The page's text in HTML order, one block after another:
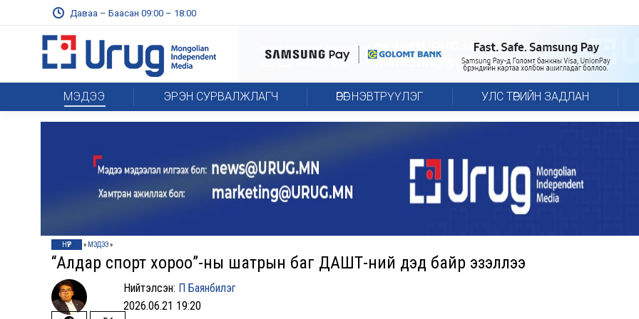
Даваа – Баасан 09:00 – 18:00
МЭДЭЭ ЭРЭН СУРВАЛЖЛАГЧ ӨРӨГ НЭВТРҮҮЛЭГ УЛС ТӨРИЙН ЗАДЛАН
НҮҮР » МЭДЭЭ»
“Алдар спорт хороо”-ны шатрын баг ДАШТ-ний дэд байр эзэллээ
Нийтэлсэн: П Баянбилэг
2026.06.21 19:20